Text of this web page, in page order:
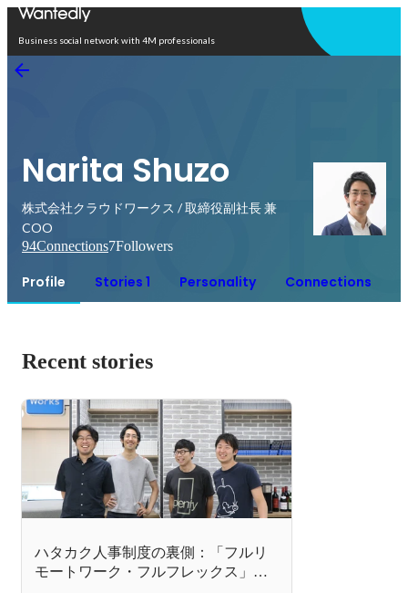
Business social network with 4M professionals
Narita Shuzo
株式会社クラウドワークス / 取締役副社長 兼
COO
94Connections7Followers
Profile Stories 1 Personality Connections
Recent stories
ハタカク人事制度の裏側：「フルリ
モートワーク・フルフレックス」